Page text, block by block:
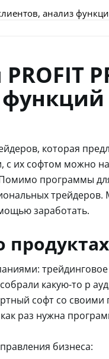
анализ
которая
с их софтом можно
программы
заработать.
какую-то p
софт со
раз нужна
бизнеса: